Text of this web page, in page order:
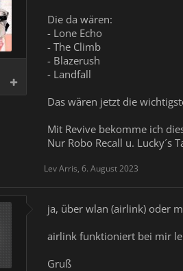
Die da wären:
- Lone Echo
- The Climb
- Blazerush
- Landfall
Das wären jetzt die
Mit Revive bekomme ich
Nur Robo Recall u. Lucky´s
Lev Arris, 6. August 2023
ja, über wlan (airlink) oder
airlink funktioniert bei mir
Gruß